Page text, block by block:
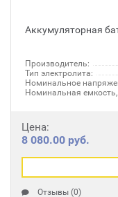
Аккумуляторная
Производитель:
Тип электролита:
Номинальное
Номинальная емкость,
Цена:
8 080.00 руб.
Отзывы (0)